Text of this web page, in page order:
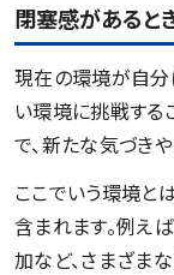
閉塞感があると
現在の環境が自分
い環境に挑戦する
で、新たな気づき
ここでいう環境と
含まれます。例え
加など、さまざま